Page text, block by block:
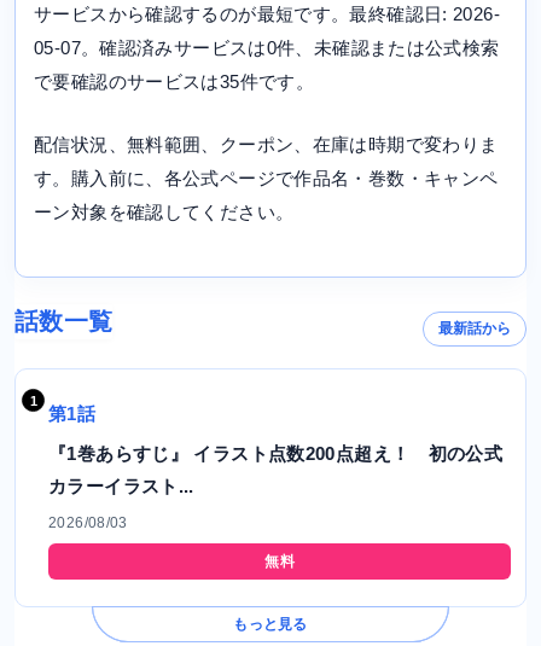
サービスから確認するのが最短です。最終確認日: 2026-
05-07。確認済みサービスは0件、未確認または公式検索
で要確認のサービスは35件です。
配信状況、無料範囲、クーポン、在庫は時期で変わりま
す。購入前に、各公式ページで作品名・巻数・キャンペ
ーン対象を確認してください。
話数一覧 最新話から
第1話
『1巻あらすじ』 イラスト点数200点超え！ 初の公式
カラーイラスト...
2026/08/03
無料
もっと見る